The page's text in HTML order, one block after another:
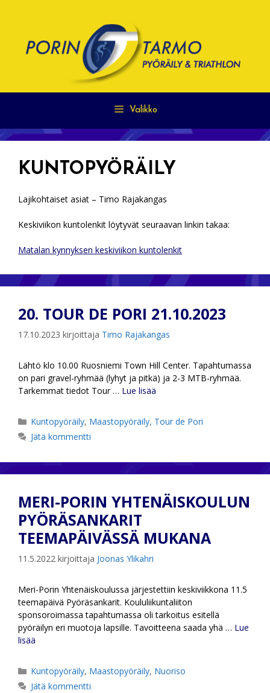
Valikko
KUNTOPYÖRÄILY
Lajikohtaiset asiat – Timo Rajakangas
Keskiviikon kuntolenkit löytyvät seuraavan linkin takaa:
Matalan kynnyksen keskiviikon kuntolenkit
20. TOUR DE PORI 21.10.2023
17.10.2023 kirjoittaja Timo Rajakangas
Lähtö klo 10.00 Ruosniemi Town Hill Center. Tapahtumassa
on pari gravel-ryhmää (lyhyt ja pitkä) ja 2-3 MTB-ryhmää.
Tarkemmat tiedot Tour … Lue lisää
Kategoriat
Kuntopyöräily, Maastopyöräily, Tour de Pori
Jätä kommentti
MERI-PORIN YHTENÄISKOULUN
PYÖRÄSANKARIT
TEEMAPÄIVÄSSÄ MUKANA
11.5.2022 kirjoittaja Joonas Ylikahri
Meri-Porin Yhtenäiskoulussa järjestettiin keskiviikkona 11.5
teemapäivä Pyöräsankarit. Koululiikuntaliiton
sponsoroimassa tapahtumassa oli tarkoitus esitellä
pyöräilyn eri muotoja lapsille. Tavoitteena saada yhä … Lue
lisää
Kategoriat
Kuntopyöräily, Maastopyöräily, Nuoriso
Jätä kommentti